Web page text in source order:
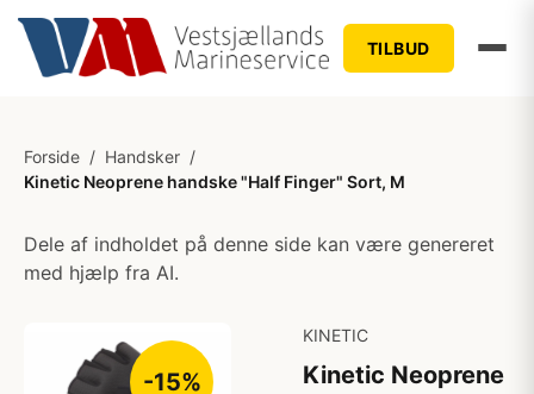
TILBUD
Forside / Handsker /
Kinetic Neoprene handske "Half Finger" Sort, M
Dele af indholdet på denne side kan være genereret
med hjælp fra AI.
-15%
KINETIC
Kinetic Neoprene